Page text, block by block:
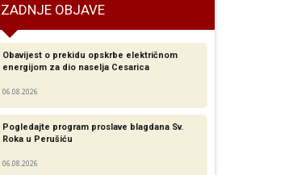
ZADNJE OBJAVE
Obavijest o prekidu opskrbe električnom
energijom za dio naselja Cesarica
06.08.2026
Pogledajte program proslave blagdana Sv.
Roka u Perušiću
06.08.2026